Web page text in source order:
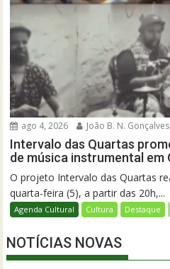
ago 4, 2026 João B. N. Gonçalves
Intervalo das Quartas
de música instrumental em
O projeto Intervalo das Quartas
quarta-feira (5), a partir das 20h,...
Agenda Cultural Cultura Destaque
NOTÍCIAS NOVAS